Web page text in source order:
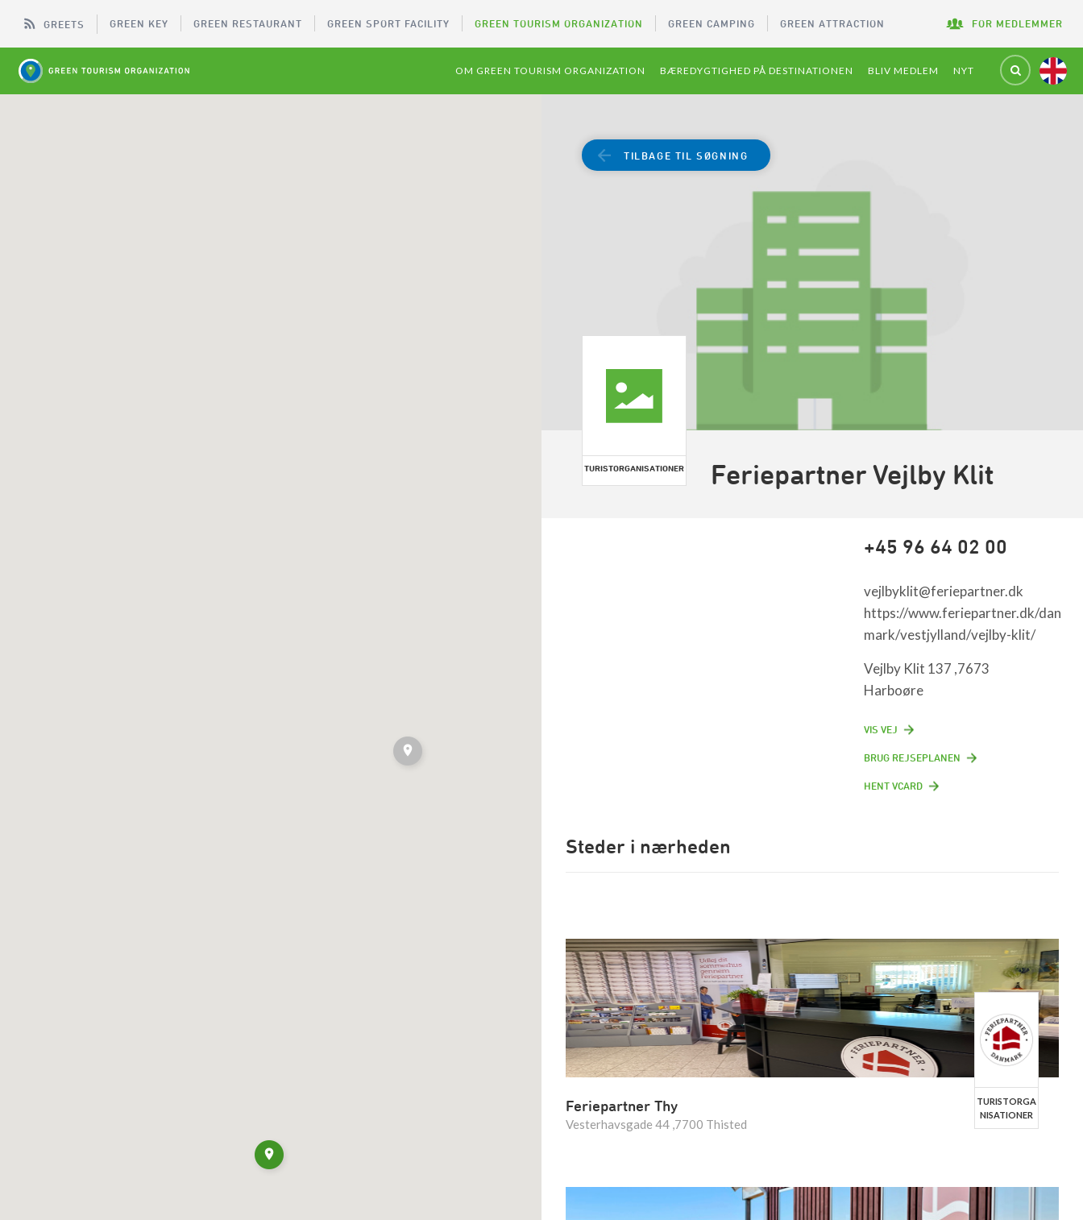
GREETS GREEN KEY GREEN RESTAURANT GREEN SPORT FACILITY GREEN TOURISM ORGANIZATION GREEN CAMPING GREEN ATTRACTION FOR MEDLEMMER
OM GREEN TOURISM ORGANIZATION BÆREDYGTIGHED PÅ DESTINATIONEN BLIV MEDLEM NYT
TILBAGE TIL SØGNING
TURISTORGANISATIONER Feriepartner Vejlby Klit
+45 96 64 02 00
vejlbyklit@feriepartner.dk
https://www.feriepartner.dk/dan
mark/vestjylland/vejlby-klit/
Vejlby Klit 137 ,7673
Harboøre
VIS VEJ
BRUG REJSEPLANEN
HENT VCARD
Steder i nærheden
Feriepartner Thy
Vesterhavsgade 44 ,7700 Thisted
TURISTORGA
NISATIONER